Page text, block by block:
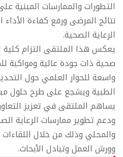
التطورات والممارسات المبنية
نتائج المرضى ورفع كفاءة
الرعاية الصحية.
يعكس هذا الملتقى التزام كلية
صحية ذات جودة عالية ومواكبة
واسعة للحوار العلمي حول
الطبية ويشجع على طرح حلول
يساهم الملتقى في تعزيز
ودعم تطوير ممارسات الرعاية
والمحلي وذلك من خلال
وورش العمل وتبادل الأبحاث.